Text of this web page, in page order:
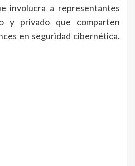
involucra a representantes
y privado que comparten
en seguridad cibernética.